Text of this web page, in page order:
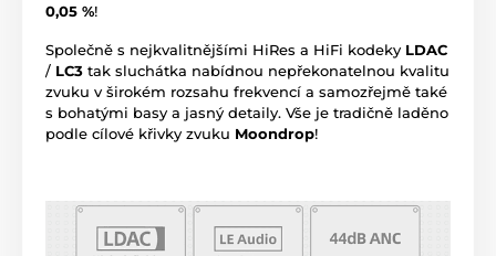
0,05 %!
Společně s nejkvalitnějšími HiRes a HiFi kodeky LDAC
/ LC3 tak sluchátka nabídnou nepřekonatelnou kvalitu
zvuku v širokém rozsahu frekvencí a samozřejmě také
s bohatými basy a jasný detaily. Vše je tradičně laděno
podle cílové křivky zvuku Moondrop!